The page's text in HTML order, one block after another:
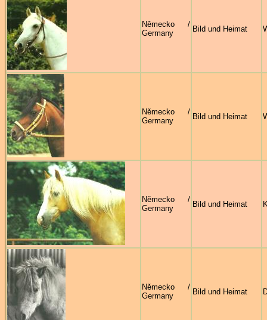
Německo /
Germany
Bild und Heimat
Německo /
Germany
Bild und Heimat
Německo /
Germany
Bild und Heimat
Německo /
Germany
Bild und Heimat